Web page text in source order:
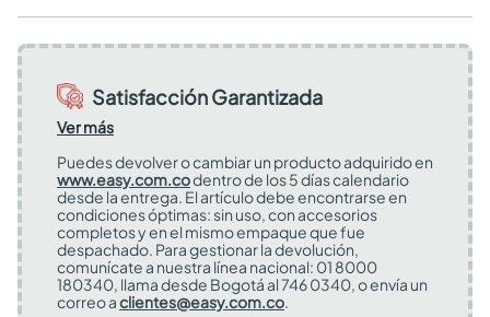
Satisfacción Garantizada
Ver más
Puedes devolver o cambiar un producto adquirido en
www.easy.com.codentro de los 5 días calendario
desde la entrega. El artículo debe encontrarse en
condiciones óptimas: sin uso, con accesorios
completos y en el mismo empaque que fue
despachado. Para gestionar la devolución,
comunícate a nuestra línea nacional: 01 8000
180340, llama desde Bogotá al 746 0340, o envía un
correo aclientes@easy.com.co.